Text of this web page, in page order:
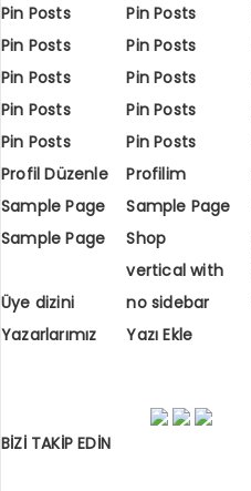
Pin Posts
Pin Posts
Pin Posts
Pin Posts
Pin Posts
Pin Posts
Pin Posts
Pin Posts
Pin Posts
Pin Posts
Profil Düzenle
Profilim
Sample Page
Sample Page
Sample Page
Shop
Üye dizini
vertical with
no sidebar
Yazarlarımız
Yazı Ekle
BİZİ TAKİP EDİN